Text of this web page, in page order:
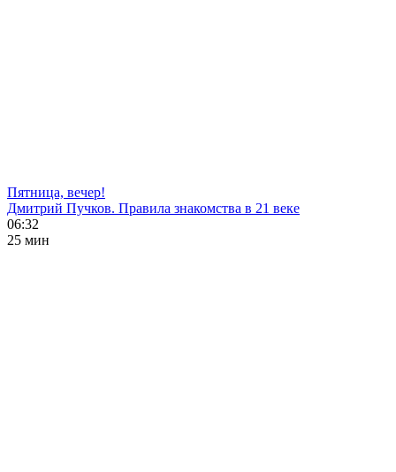
Пятница, вечер!
Дмитрий Пучков. Правила знакомства в 21 веке
06:32
25 мин